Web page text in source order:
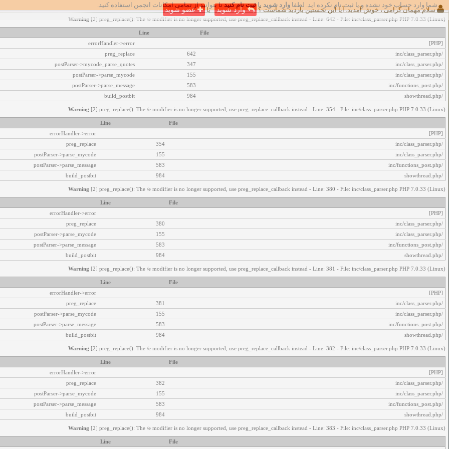
شما وارد حساب خود نشده و یا ثبت نام نکرده اید. لطفا وارد شوید یاثبت نام کنیدتا بتوانید از تمامی امکانات انجمن استفاده کنید. اخطار‌های زیر رخ داد:
Warning [2] preg_replace(): The /e modifier is no longer supported, use preg_replace_callback instead - Line: 642 - File: inc/class_parser.php PHP 7.0.33 (Linux)
File
Line
[PHP]
errorHandler->error
/inc/class_parser.php
642
preg_replace
/inc/class_parser.php
347
postParser->mycode_parse_quotes
/inc/class_parser.php
155
postParser->parse_mycode
/inc/functions_post.php
583
postParser->parse_message
/showthread.php
984
build_postbit
Warning [2] preg_replace(): The /e modifier is no longer supported, use preg_replace_callback instead - Line: 354 - File: inc/class_parser.php PHP 7.0.33 (Linux)
File
Line
[PHP]
errorHandler->error
/inc/class_parser.php
354
preg_replace
/inc/class_parser.php
155
postParser->parse_mycode
/inc/functions_post.php
583
postParser->parse_message
/showthread.php
984
build_postbit
Warning [2] preg_replace(): The /e modifier is no longer supported, use preg_replace_callback instead - Line: 380 - File: inc/class_parser.php PHP 7.0.33 (Linux)
File
Line
[PHP]
errorHandler->error
/inc/class_parser.php
380
preg_replace
/inc/class_parser.php
155
postParser->parse_mycode
/inc/functions_post.php
583
postParser->parse_message
/showthread.php
984
build_postbit
Warning [2] preg_replace(): The /e modifier is no longer supported, use preg_replace_callback instead - Line: 381 - File: inc/class_parser.php PHP 7.0.33 (Linux)
File
Line
[PHP]
errorHandler->error
/inc/class_parser.php
381
preg_replace
/inc/class_parser.php
155
postParser->parse_mycode
/inc/functions_post.php
583
postParser->parse_message
/showthread.php
984
build_postbit
Warning [2] preg_replace(): The /e modifier is no longer supported, use preg_replace_callback instead - Line: 382 - File: inc/class_parser.php PHP 7.0.33 (Linux)
File
Line
[PHP]
errorHandler->error
/inc/class_parser.php
382
preg_replace
/inc/class_parser.php
155
postParser->parse_mycode
/inc/functions_post.php
583
postParser->parse_message
/showthread.php
984
build_postbit
Warning [2] preg_replace(): The /e modifier is no longer supported, use preg_replace_callback instead - Line: 383 - File: inc/class_parser.php PHP 7.0.33 (Linux)
File
Line
سلام مهمان گرامی ، خوش آمدید. آیا این نخستین بازدید شماست ؟ وارد شوید یا عضو شوید